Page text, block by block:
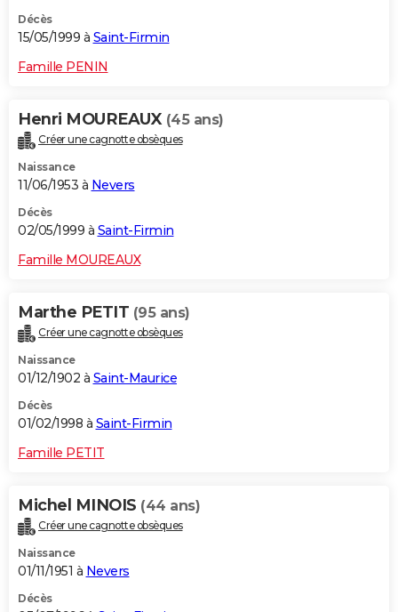
Décès
15/05/1999 à Saint-Firmin
Famille PENIN
Henri MOUREAUX (45 ans)
Créer une cagnotte obsèques
Naissance
11/06/1953 à Nevers
Décès
02/05/1999 à Saint-Firmin
Famille MOUREAUX
Marthe PETIT (95 ans)
Créer une cagnotte obsèques
Naissance
01/12/1902 à Saint-Maurice
Décès
01/02/1998 à Saint-Firmin
Famille PETIT
Michel MINOIS (44 ans)
Créer une cagnotte obsèques
Naissance
01/11/1951 à Nevers
Décès